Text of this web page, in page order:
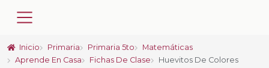
Inicio Primaria Primaria 5to
Matemáticas
Aprende En Casa
Fichas De Clase Huevitos De Colores